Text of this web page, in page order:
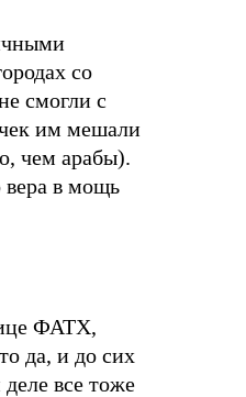
со
смогли с
им мешали
чем арабы).
вера в мощь
ФАТХ,
да, и до сих
все тоже